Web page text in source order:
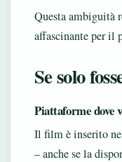
Questa ambiguità
affascinante per il
Se solo
Piattaforme dove
Il film è inserito
– anche se la